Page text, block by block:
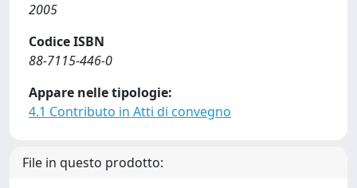
2005
Codice ISBN
88-7115-446-0
Appare nelle tipologie:
4.1 Contributo in Atti di convegno
File in questo prodotto: